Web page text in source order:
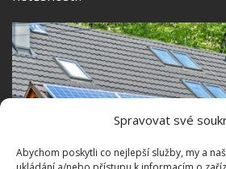
Spravovat své
Abychom poskytli co nejlepší služby, my a